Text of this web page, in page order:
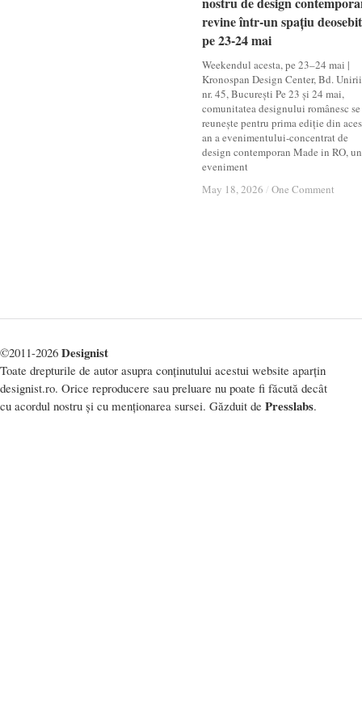
revine într-un spațiu
pe 23-24 mai
Weekendul acesta, pe 23–24 mai |
Kronospan Design Center, Bd. Unirii
nr. 45, București Pe 23 și 24 mai,
comunitatea designului românesc se
reunește pentru prima ediție din
an a evenimentului-concentrat de
design contemporan Made in RO, un
eveniment
May 18, 2026 / One Comment
revine într-un spațiu
pe 23-24 mai
May 18, 2026 / One Comment
©2011-2026 Designist
Toate drepturile de autor asupra conținutului acestui website aparțin
designist.ro. Orice reproducere sau preluare nu poate fi făcută decât
cu acordul nostru și cu menționarea sursei. Găzduit de Presslabs.